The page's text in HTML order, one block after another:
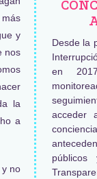
más
y
nos
la
a
y no
Desde la
en
acceder